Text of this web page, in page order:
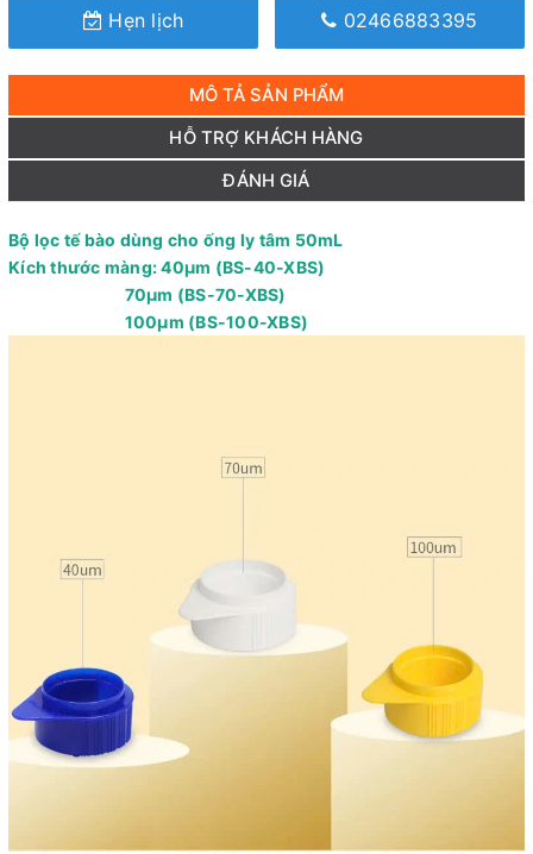
Hẹn lịch 02466883395
MÔ TẢ SẢN PHẨM
HỖ TRỢ KHÁCH HÀNG
ĐÁNH GIÁ
Bộ lọc tế bào dùng cho ống ly tâm 50mL
Kích thước màng: 40µm (BS-40-XBS)
70µm (BS-70-XBS)
100µm (BS-100-XBS)